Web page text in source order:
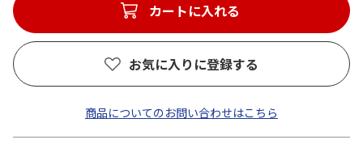
カートに入れる
お気に入りに登録する
商品についてのお問い合わせはこちら